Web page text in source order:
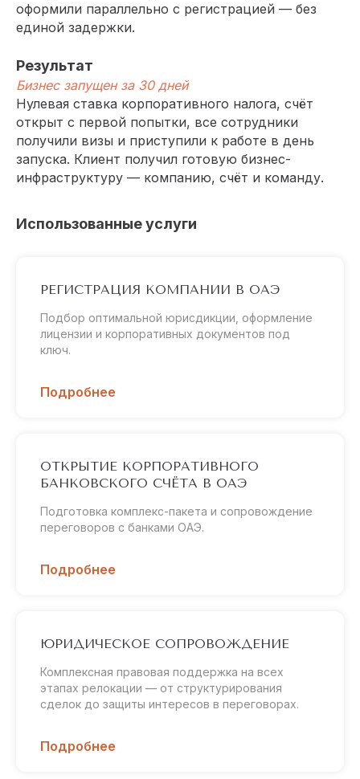
оформили параллельно с регистрацией — без
единой задержки.
Результат
Бизнес запущен за 30 дней
Нулевая ставка корпоративного налога, счёт
открыт с первой попытки, все сотрудники
получили визы и приступили к работе в день
запуска. Клиент получил готовую бизнес-
инфраструктуру — компанию, счёт и команду.
Использованные услуги
РЕГИСТРАЦИЯ КОМПАНИИ В ОАЭ
Подбор оптимальной юрисдикции, оформление
лицензии и корпоративных документов под
ключ.
Подробнее
ОТКРЫТИЕ КОРПОРАТИВНОГО
БАНКОВСКОГО СЧЁТА В ОАЭ
Подготовка комплекс-пакета и сопровождение
переговоров с банками ОАЭ.
Подробнее
ЮРИДИЧЕСКОЕ СОПРОВОЖДЕНИЕ
Комплексная правовая поддержка на всех
этапах релокации — от структурирования
сделок до защиты интересов в переговорах.
Подробнее